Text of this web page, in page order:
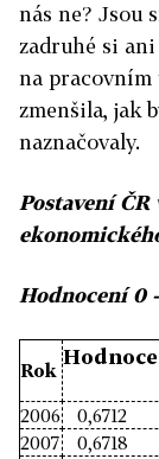
nás ne? Jsou
zadruhé si
na
zmenšila, jak
naznačovaly.
Postavení
Hodnocení 0
Rok
2006 0,6712
2007
0,6718